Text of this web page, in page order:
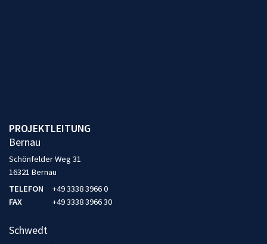
PROJEKTLEITUNG
Bernau
Schönfelder Weg 31
16321 Bernau
TELEFON
+49 3338 3966 0
FAX
+49 3338 3966 30
Schwedt